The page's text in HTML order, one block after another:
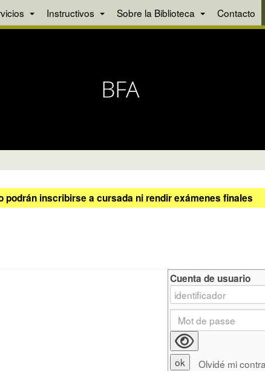
Instructivos Sobre la Biblioteca Contacto
inscribirse a cursada ni rendir exámenes finales
Cuenta de usuario
Olvidé mi